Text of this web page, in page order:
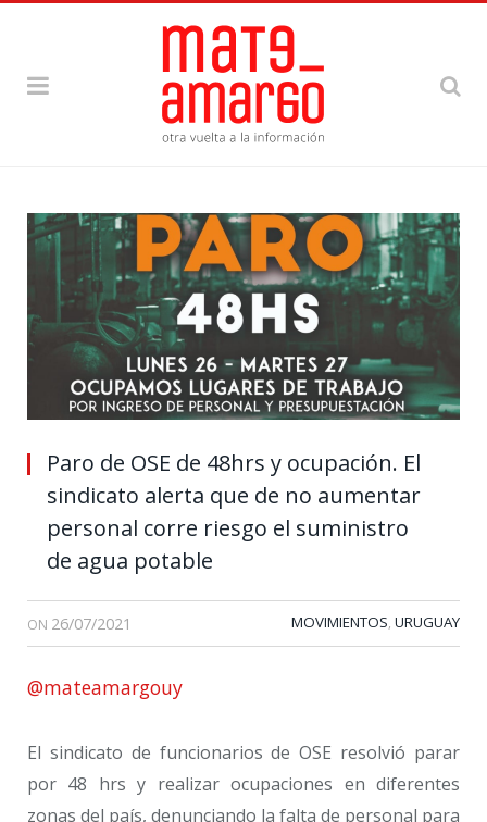
Paro de OSE de 48hrs y ocupación. El
sindicato alerta que de no aumentar
personal corre riesgo el suministro
de agua potable
ON 26/07/2021 MOVIMIENTOS, URUGUAY
@mateamargouy
El sindicato de funcionarios de OSE resolvió parar
por 48 hrs y realizar ocupaciones en diferentes
zonas del país, denunciando la falta de personal para